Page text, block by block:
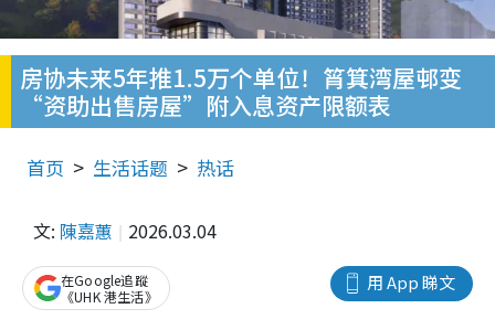
房协未来5年推1.5万个单位！筲箕湾屋邨变
“资助出售房屋”附入息资产限额表
首页 生活话题 热话
文: 陳嘉蕙 2026.03.04
用 App 睇文
在Google追蹤
《UHK 港生活》